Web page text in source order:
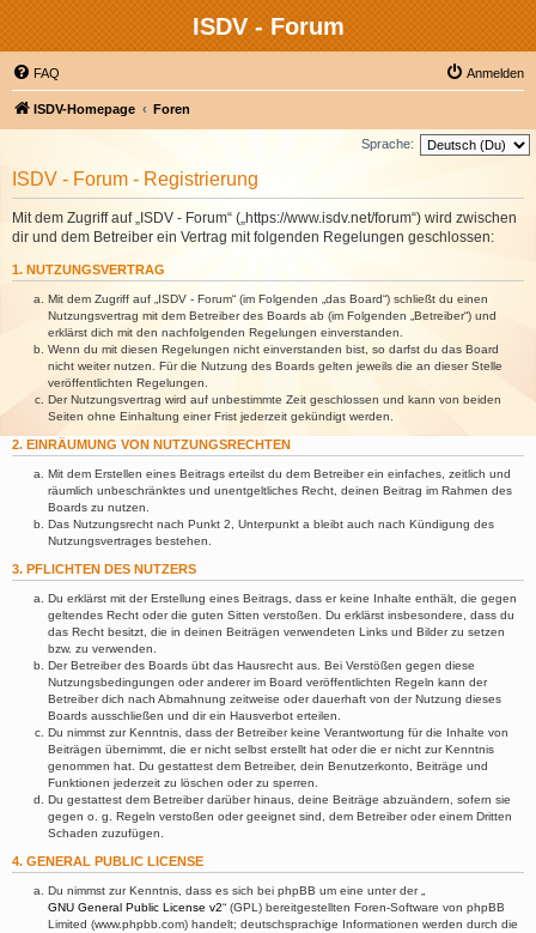
ISDV - Forum
FAQ Anmelden
ISDV-Homepage Foren
Sprache:
ISDV - Forum - Registrierung
Mit dem Zugriff auf „ISDV - Forum“ („https://www.isdv.net/forum“) wird zwischen
dir und dem Betreiber ein Vertrag mit folgenden Regelungen geschlossen:
1. NUTZUNGSVERTRAG
Mit dem Zugriff auf „ISDV - Forum“ (im Folgenden „das Board“) schließt du einen
Nutzungsvertrag mit dem Betreiber des Boards ab (im Folgenden „Betreiber“) und
erklärst dich mit den nachfolgenden Regelungen einverstanden.
Wenn du mit diesen Regelungen nicht einverstanden bist, so darfst du das Board
nicht weiter nutzen. Für die Nutzung des Boards gelten jeweils die an dieser Stelle
veröffentlichten Regelungen.
Der Nutzungsvertrag wird auf unbestimmte Zeit geschlossen und kann von beiden
Seiten ohne Einhaltung einer Frist jederzeit gekündigt werden.
2. EINRÄUMUNG VON NUTZUNGSRECHTEN
Mit dem Erstellen eines Beitrags erteilst du dem Betreiber ein einfaches, zeitlich und
räumlich unbeschränktes und unentgeltliches Recht, deinen Beitrag im Rahmen des
Boards zu nutzen.
Das Nutzungsrecht nach Punkt 2, Unterpunkt a bleibt auch nach Kündigung des
Nutzungsvertrages bestehen.
3. PFLICHTEN DES NUTZERS
Du erklärst mit der Erstellung eines Beitrags, dass er keine Inhalte enthält, die gegen
geltendes Recht oder die guten Sitten verstoßen. Du erklärst insbesondere, dass du
das Recht besitzt, die in deinen Beiträgen verwendeten Links und Bilder zu setzen
bzw. zu verwenden.
Der Betreiber des Boards übt das Hausrecht aus. Bei Verstößen gegen diese
Nutzungsbedingungen oder anderer im Board veröffentlichten Regeln kann der
Betreiber dich nach Abmahnung zeitweise oder dauerhaft von der Nutzung dieses
Boards ausschließen und dir ein Hausverbot erteilen.
Du nimmst zur Kenntnis, dass der Betreiber keine Verantwortung für die Inhalte von
Beiträgen übernimmt, die er nicht selbst erstellt hat oder die er nicht zur Kenntnis
genommen hat. Du gestattest dem Betreiber, dein Benutzerkonto, Beiträge und
Funktionen jederzeit zu löschen oder zu sperren.
Du gestattest dem Betreiber darüber hinaus, deine Beiträge abzuändern, sofern sie
gegen o. g. Regeln verstoßen oder geeignet sind, dem Betreiber oder einem Dritten
Schaden zuzufügen.
4. GENERAL PUBLIC LICENSE
Du nimmst zur Kenntnis, dass es sich bei phpBB um eine unter der „
GNU General Public License v2“ (GPL) bereitgestellten Foren-Software von phpBB
Limited (www.phpbb.com) handelt; deutschsprachige Informationen werden durch die